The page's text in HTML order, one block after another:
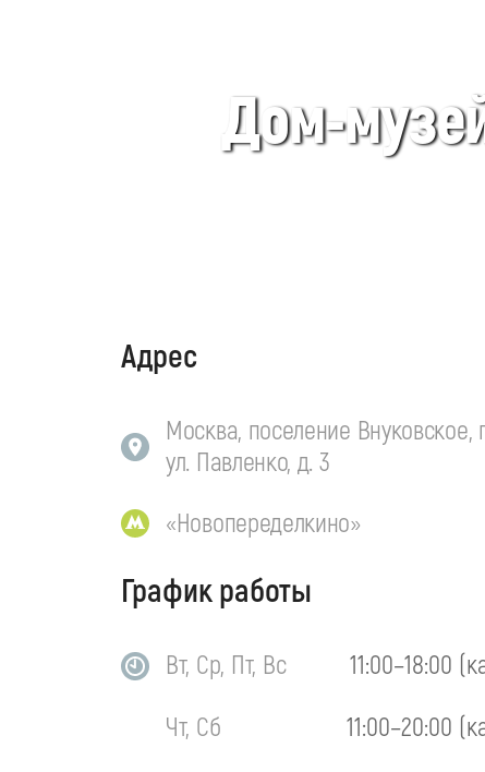
Дом-
Адрес
Москва, поселение Внуковское,
ул. Павленко, д. 3
«Новопеределкино»
График работы
Вт, Ср, Пт, Вс
11:00–18:00
Чт, Сб
11:00–20:00